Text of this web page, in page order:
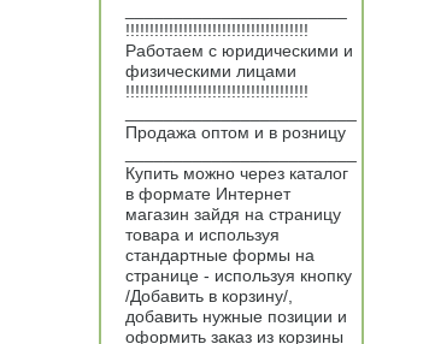
!!!!!!!!!!!!!!!!!!!!!!!!!!!!!!!!!!!!!!
Работаем с юридическими и
физическими лицами
!!!!!!!!!!!!!!!!!!!!!!!!!!!!!!!!!!!!!!
Продажа оптом и в розницу
Купить можно через каталог
в формате Интернет
магазин зайдя на страницу
товара и используя
стандартные формы на
странице - используя кнопку
/Добавить в корзину/,
добавить нужные позиции и
оформить заказ из корзины